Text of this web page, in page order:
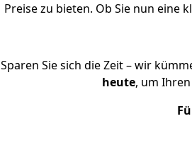
Preise zu bieten. Ob Sie nun eine
Sparen Sie sich die Zeit – wir
heute, um